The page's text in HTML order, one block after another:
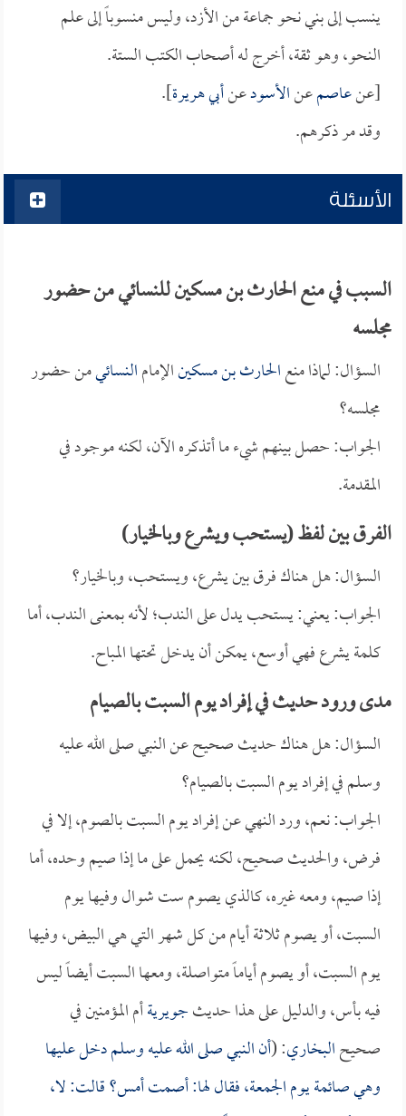
ينسب إلى بني نحو جماعة من الأزد، وليس منسوباً إلى علم
النحو، وهو ثقة، أخرج له أصحاب الكتب الستة.
[عنعاصمعنالأسودعنأبي هريرة].
وقد مر ذكرهم.
الأسئلة
السبب في منع الحارث بن مسكين للنسائي من حضور
مجلسه
السؤال: لماذا منعالحارث بن مسكينالإمامالنسائيمن حضور
مجلسه؟
الجواب: حصل بينهم شيء ما أتذكره الآن، لكنه موجود في
المقدمة.
الفرق بين لفظ (يستحب ويشرع وبالخيار)
السؤال: هل هناك فرق بين يشرع، ويستحب، وبالخيار؟
الجواب: يعني: يستحب يدل على الندب؛ لأنه بمعنى الندب، أما
كلمة يشرع فهي أوسع، يمكن أن يدخل تحتها المباح.
مدى ورود حديث في إفراد يوم السبت بالصيام
السؤال: هل هناك حديث صحيح عن النبي صلى الله عليه
وسلم في إفراد يوم السبت بالصيام؟
الجواب: نعم، ورد النهي عن إفراد يوم السبت بالصوم، إلا في
فرض، والحديث صحيح، لكنه يحمل على ما إذا صيم وحده، أما
إذا صيم، ومعه غيره، كالذي يصوم ست شوال وفيها يوم
السبت، أو يصوم ثلاثة أيام من كل شهر التي هي البيض، وفيها
يوم السبت، أو يصوم أياماً متواصلة، ومعها السبت أيضاً ليس
فيه بأس، والدليل على هذا حديثجويريةأم المؤمنين في
صحيحالبخاري: (أن النبي صلى الله عليه وسلم دخل عليها
وهي صائمة يوم الجمعة، فقال لها: أصمت أمس؟ قالت: لا،